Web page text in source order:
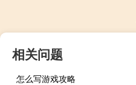
相关问题
怎么写游戏攻略